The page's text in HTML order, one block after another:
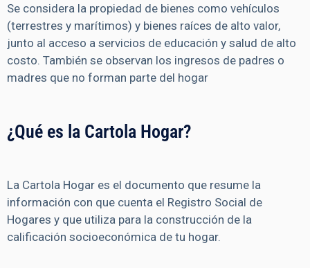
Se considera la propiedad de bienes como vehículos
(terrestres y marítimos) y bienes raíces de alto valor,
junto al acceso a servicios de educación y salud de alto
costo. También se observan los ingresos de padres o
madres que no forman parte del hogar
¿Qué es la Cartola Hogar?
La Cartola Hogar es el documento que resume la
información con que cuenta el Registro Social de
Hogares y que utiliza para la construcción de la
calificación socioeconómica de tu hogar.